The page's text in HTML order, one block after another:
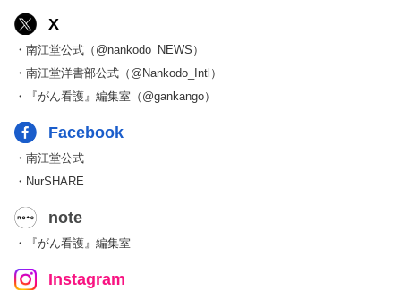
X
・南江堂公式（@nankodo_NEWS）
・南江堂洋書部公式（@Nankodo_Intl）
・『がん看護』編集室（@gankango）
Facebook
・南江堂公式
・NurSHARE
note
・『がん看護』編集室
Instagram